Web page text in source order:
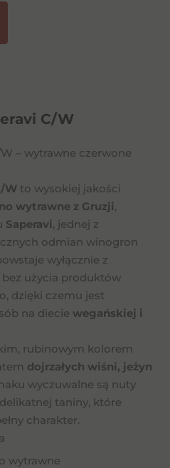
C/W
– wytrawne czerwone
W to wysokiej jakości
wytrawne z Gruzji,
Saperavi, jednej z
odmian winogron
wyłącznie z
bez użycia produktów
dzięki czemu jest
na diecie wegańskiej i
rubinowym kolorem
dojrzałych wiśni, jeżyn
wyczuwalne są nuty
taniny, które
charakter.
wytrawne